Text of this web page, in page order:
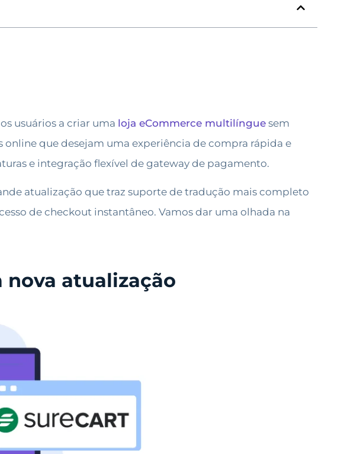
usuários a criar uma loja eCommerce multilíngue sem
que desejam uma experiência de compra rápida e
e integração flexível de gateway de pagamento.
atualização que traz suporte de tradução mais completo
de checkout instantâneo. Vamos dar uma olhada na
nova atualização